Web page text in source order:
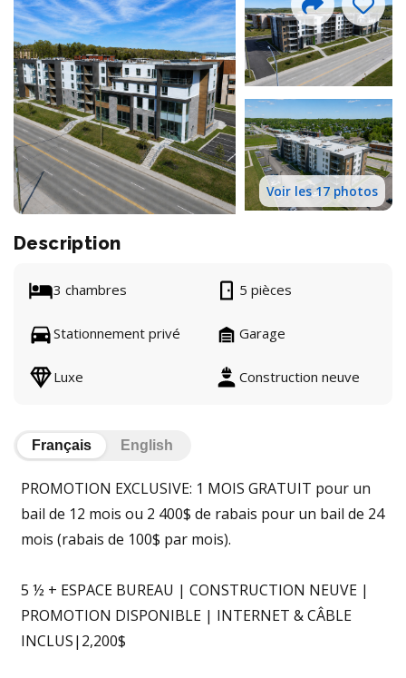
Voir les 17 photos
Description
3 chambres 5 pièces
Stationnement privé Garage
Luxe Construction neuve
Français English
PROMOTION EXCLUSIVE: 1 MOIS GRATUIT pour un
bail de 12 mois ou 2 400$ de rabais pour un bail de 24
mois (rabais de 100$ par mois).
5 ½ + ESPACE BUREAU | CONSTRUCTION NEUVE |
PROMOTION DISPONIBLE | INTERNET & CÂBLE
INCLUS|2,200$